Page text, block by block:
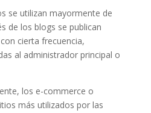
se utilizan mayormente de
de los blogs se publican
cierta frecuencia,
al administrador principal o
los e-commerce o
más utilizados por las